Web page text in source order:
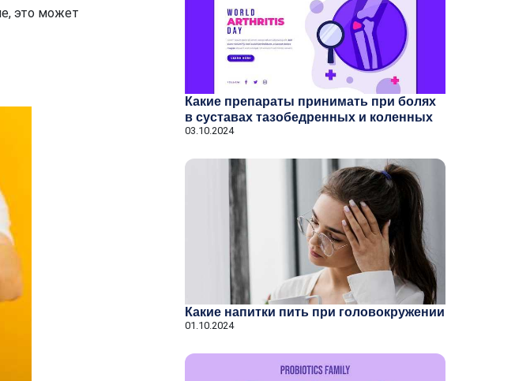
это может
Какие препараты принимать при болях
в суставах тазобедренных и коленных
03.10.2024
Какие напитки пить при головокружении
01.10.2024